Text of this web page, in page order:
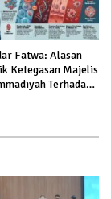
Fatwa: Alasan
Ketegasan Majelis
Terhadap